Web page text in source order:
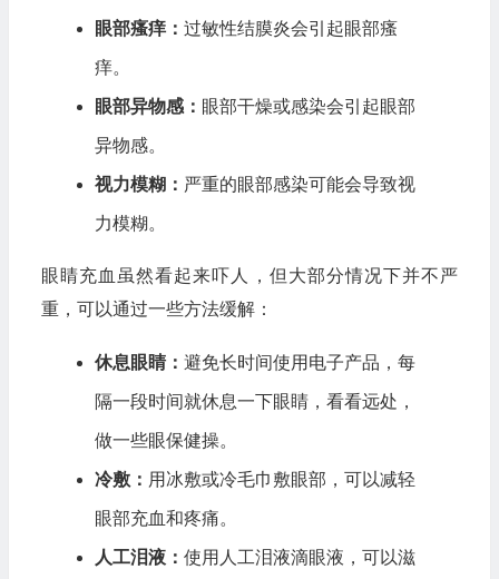
眼部瘙痒： 过敏性结膜炎会引起眼部瘙
痒。
眼部异物感： 眼部干燥或感染会引起眼部
异物感。
视力模糊： 严重的眼部感染可能会导致视
力模糊。
眼睛充血虽然看起来吓人，但大部分情况下并不严
重，可以通过一些方法缓解：
休息眼睛： 避免长时间使用电子产品，每
隔一段时间就休息一下眼睛，看看远处，
做一些眼保健操。
冷敷： 用冰敷或冷毛巾敷眼部，可以减轻
眼部充血和疼痛。
人工泪液： 使用人工泪液滴眼液，可以滋